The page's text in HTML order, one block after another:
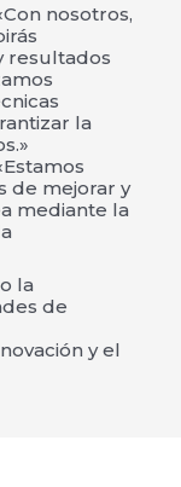
nosotros,
resultados
la
de mejorar y
mediante la
la
de
y el